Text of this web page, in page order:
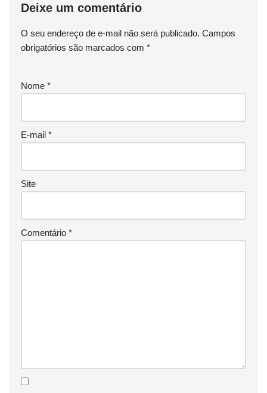
Deixe um comentário
O seu endereço de e-mail não será publicado. Campos
obrigatórios são marcados com *
Nome *
E-mail *
Site
Comentário *